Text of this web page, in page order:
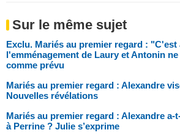
Sur le même sujet
Exclu. Mariés au premier regard : "C'est
l'emménagement de Laury et Antonin
comme prévu
Mariés au premier regard : Alexandre
Nouvelles révélations
Mariés au premier regard : Alexandre a-
à Perrine ? Julie s’exprime